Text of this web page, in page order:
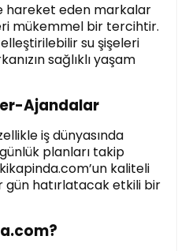
hareket eden markalar
mükemmel bir tercihtir.
su şişeleri
sağlıklı yaşam
Ajandalar
iş dünyasında
planları takip
kaliteli
gün hatırlatacak etkili bir